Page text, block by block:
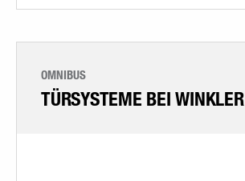
OMNIBUS
TÜRSYSTEME BEI WINKLER